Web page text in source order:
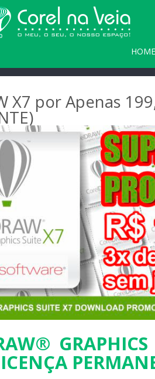
HOME
X7 por Apenas